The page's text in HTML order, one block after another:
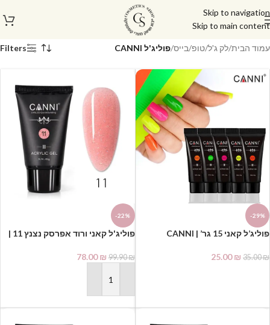
Skip to navigation
Skip to main content
עמוד הבית/לק ג'ל/טופ/בייס/פוליג'ל CANNI Filters
-29%
פוליג’ל קאני 15 גר’ | CANNI
35.00₪
25.00₪
-22%
פוליג'ל קאני ורוד אפרסק נצנץ 11 |
99.90₪
78.00₪
הוספה לסל